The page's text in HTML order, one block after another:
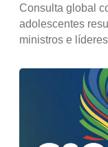
Consulta global
adolescentes
ministros e